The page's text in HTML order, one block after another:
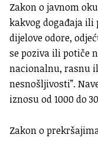
Zakon o javnom
kakvog događaja ili
dijelove odore,
se poziva ili potiče
nacionalnu, rasnu
nesnošljivosti”.
iznosu od 1000 do
Zakon o